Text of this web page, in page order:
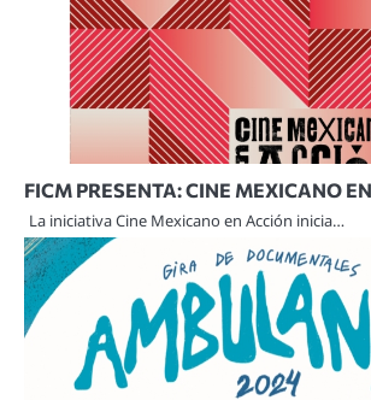
FICM PRESENTA: CINE MEXICANO
La iniciativa Cine Mexicano en Acción inicia…